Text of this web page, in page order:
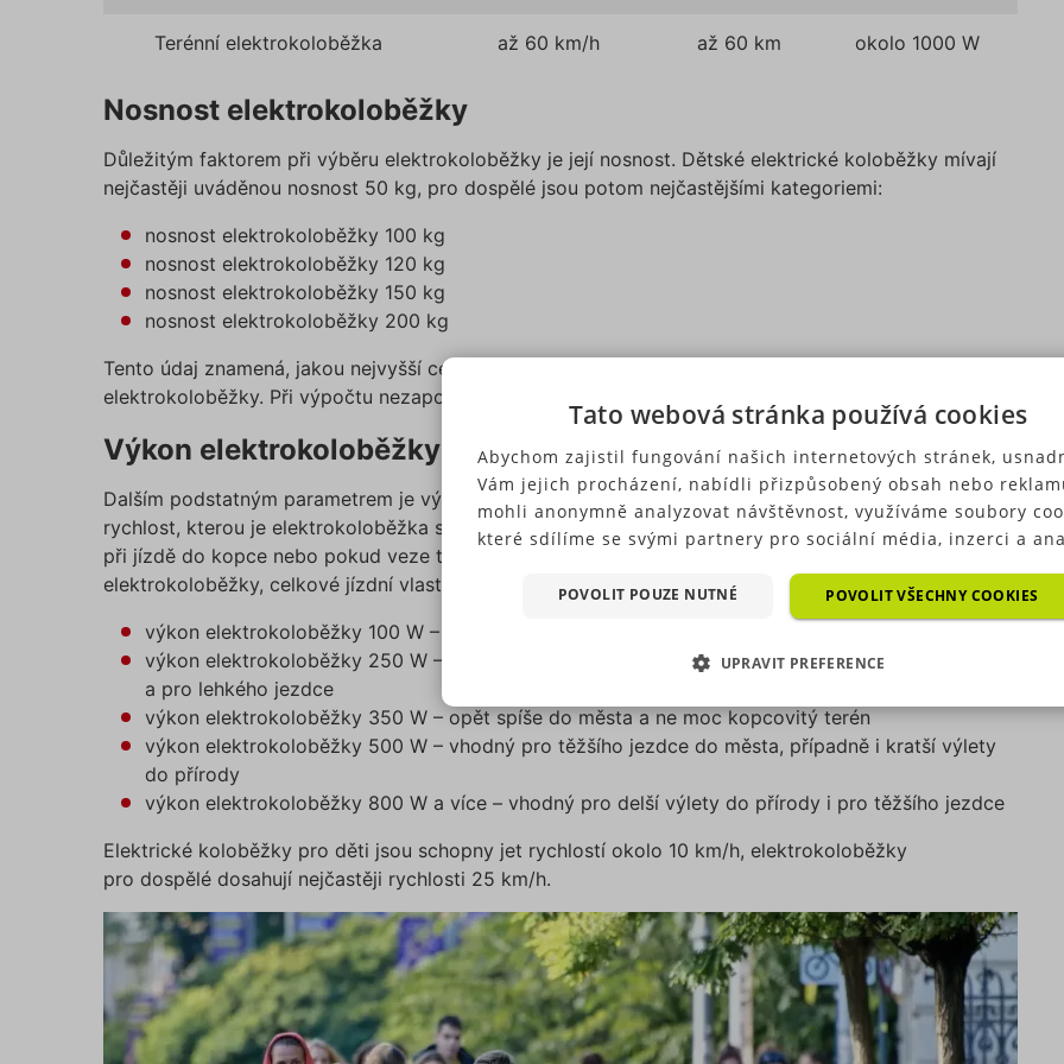
Terénní elektrokoloběžka až 60 km/h až 60 km okolo 1000 W
Nosnost elektrokoloběžky
Důležitým faktorem při výběru elektrokoloběžky je její nosnost. Dětské elektrické koloběžky mívají
nejčastěji uváděnou nosnost 50 kg, pro dospělé jsou potom nejčastějšími kategoriemi:
nosnost elektrokoloběžky 100 kg
nosnost elektrokoloběžky 120 kg
nosnost elektrokoloběžky 150 kg
nosnost elektrokoloběžky 200 kg
Tento údaj znamená, jakou nejvyšší celkovou zátěž zvládne nejen konstrukce, ale i motorek
elektrokoloběžky. Při výpočtu nezapomeňte zohlednit i věci, které máte na sobě či v batohu.
Výkon elektrokoloběžky
Dalším podstatným parametrem je výkon elektrokoloběžky. Na něm totiž závisí nejen maximální
rychlost, kterou je elektrokoloběžka schopna vyvinout, ale i to, zda je danou rychlost schopna udržet
při jízdě do kopce nebo pokud veze těžšího jezdce. V nabídce naleznete různě výkonné
elektrokoloběžky, celkové jízdní vlastnosti ale záleží na konkrétním modelu:
výkon elektrokoloběžky 100 W – vhodný pro malé děti
výkon elektrokoloběžky 250 W – hodí se na nenáročnou jízdu po městě po rovinatém terénu
a pro lehkého jezdce
výkon elektrokoloběžky 350 W – opět spíše do města a ne moc kopcovitý terén
výkon elektrokoloběžky 500 W – vhodný pro těžšího jezdce do města, případně i kratší výlety
do přírody
výkon elektrokoloběžky 800 W a více – vhodný pro delší výlety do přírody i pro těžšího jezdce
Elektrické koloběžky pro děti jsou schopny jet rychlostí okolo 10 km/h, elektrokoloběžky
pro dospělé dosahují nejčastěji rychlosti 25 km/h.
Tato webová stránka používá cookies
Abychom zajistil fungování našich internetových stránek,
Vám jejich procházení, nabídli přizpůsobený obsah nebo
mohli anonymně analyzovat návštěvnost, využíváme soubory
které sdílíme se svými partnery pro sociální média, inzerci a
soubory, nezařazené soubory) můžeme využívat pouze s Vaším
předchozím souhlasem, který můžete udělit zaškrtnutím políčka
Souhlas s použitím všech těchto typů cookies můžete udělit také
jednoduše jedním kliknutím na tlačítko „Povolit všechny
Pokud si nepřejete udělit souhlas s používáním žádného z
typů cookies, klikněte na tlačítko „Povolit pouze nutné cookies“, a
použití je nezbytné pro chod této webové stránky. Nastavení
můžete kdykoliv upravit na podstránce "Změnit nastavení
zápatí našich internetových stránek. Další informace naleznete v
našich Zásadách ochrany osobních údajů
souborů cookie.“
POVOLIT VŠECHNY COOKIES
POVOLIT POUZE NUTNÉ
UPRAVIT PREFERENCE
NEZBYTNĚ NUTNÉ SOUBORY VÝKONOVÉ SOUBORY
Nezbytně nutné soubory Výkonové soubory Soubory cílení
Funkční
Nezařazené soubory
Nezbytně nutné soubory cookies zprostředkovávají základní funkčnost stránky, web bez nich
fungovat. Tyto cookies můžeme využívat i bez Vašeho souhlasu.